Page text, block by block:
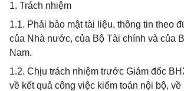
1. Trách nhiệm
1.1. Phải bảo mật tài liệu, thông tin theo
của Nhà nước, của Bộ Tài chính và của
Nam.
1.2. Chịu trách nhiệm trước Giám đốc
về kết quả công việc kiểm toán nội bộ,